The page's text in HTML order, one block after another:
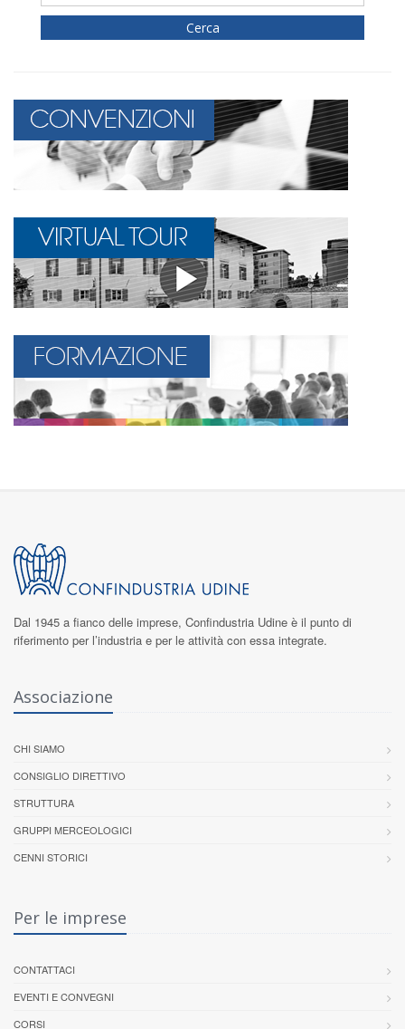
Cerca
Dal 1945 a fianco delle imprese, Confindustria Udine è il punto di
riferimento per l’industria e per le attività con essa integrate.
Associazione
CHI SIAMO
CONSIGLIO DIRETTIVO
STRUTTURA
GRUPPI MERCEOLOGICI
CENNI STORICI
Per le imprese
CONTATTACI
EVENTI E CONVEGNI
CORSI